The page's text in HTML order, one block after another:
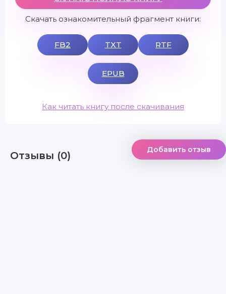
Скачать ознакомительный фрагмент книги:
FB2 TXT RTF
EPUB
Как читать книгу после скачивания
Отзывы (0) Добавить отзыв